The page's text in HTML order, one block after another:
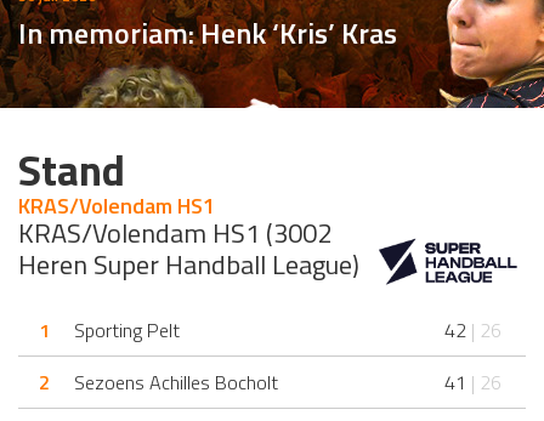
In memoriam: Henk ‘Kris’ Kras
Stand
KRAS/Volendam HS1
KRAS/Volendam HS1 (3002
Heren Super Handball League)
1 Sporting Pelt 42 | 26
2
Sezoens Achilles Bocholt 41 | 26